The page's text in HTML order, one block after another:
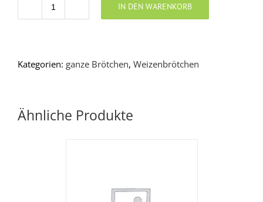
Anzahl
IN DEN WARENKORB
Kategorien: ganze Brötchen, Weizenbrötchen
Ähnliche Produkte